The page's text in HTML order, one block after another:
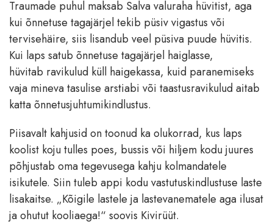
Traumade puhul maksab Salva valuraha hüvitist, aga
kui õnnetuse tagajärjel tekib püsiv vigastus või
tervisehäire, siis lisandub veel püsiva puude hüvitis.
Kui laps satub õnnetuse tagajärjel haiglasse,
hüvitab ravikulud küll haigekassa, kuid paranemiseks
vaja mineva tasulise arstiabi või taastusravikulud aitab
katta õnnetusjuhtumikindlustus.
Piisavalt kahjusid on toonud ka olukorrad, kus laps
koolist koju tulles poes, bussis või hiljem kodu juures
põhjustab oma tegevusega kahju kolmandatele
isikutele. Siin tuleb appi kodu vastutuskindlustuse laste
lisakaitse. „Kõigile lastele ja lastevanematele aga ilusat
ja ohutut kooliaega!“ soovis Kivirüüt.